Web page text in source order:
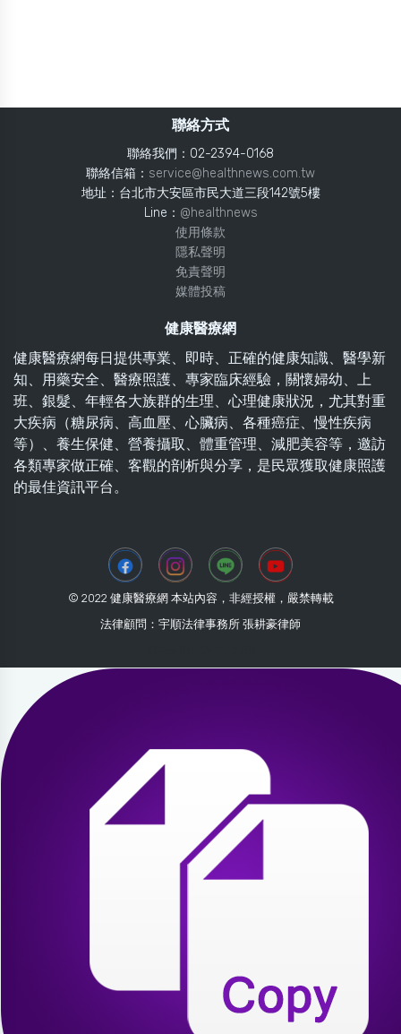
聯絡方式
聯絡我們：02-2394-0168
聯絡信箱： service@healthnews.com.tw
地址：台北市大安區市民大道三段142號5樓
Line： @healthnews
使用條款
隱私聲明
免責聲明
媒體投稿
健康醫療網
健康醫療網每日提供專業、即時、正確的健康知識、醫學新
知、用藥安全、醫療照護、專家臨床經驗，關懷婦幼、上
班、銀髮、年輕各大族群的生理、心理健康狀況，尤其對重
大疾病（糖尿病、高血壓、心臟病、各種癌症、慢性疾病
等）、養生保健、營養攝取、體重管理、減肥美容等，邀訪
各類專家做正確、客觀的剖析與分享，是民眾獲取健康照護
的最佳資訊平台。
© 2022 健康醫療網 本站內容，非經授權，嚴禁轉載
法律顧問：宇順法律事務所 張耕豪律師